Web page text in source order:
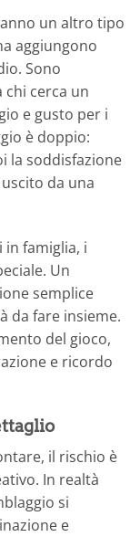
un altro tipo
aggiungono
Sono
cerca un
e gusto per i
è doppio:
la soddisfazione
da una
in famiglia, i
Un
semplice
da fare insieme.
del gioco,
e ricordo
il rischio è
In realtà
si
e